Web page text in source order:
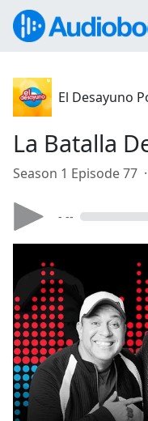
El Desayuno
La Batalla
Season 1 Episode 77 ·
- --